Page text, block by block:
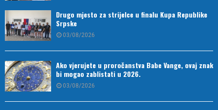
Drugo mjesto za strijelce u finalu Kupa Republike
Srpske
03/08/2026
Ako vjerujete u proročanstva Babe Vange, ovaj znak
bi mogao zablistati u 2026.
03/08/2026